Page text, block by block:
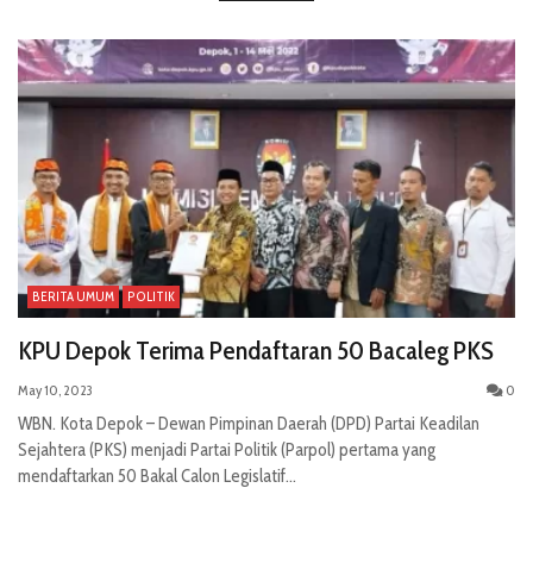
BERITA UMUM POLITIK
KPU Depok Terima Pendaftaran 50 Bacaleg PKS
May 10, 2023 0
WBN. Kota Depok – Dewan Pimpinan Daerah (DPD) Partai Keadilan
Sejahtera (PKS) menjadi Partai Politik (Parpol) pertama yang
mendaftarkan 50 Bakal Calon Legislatif...